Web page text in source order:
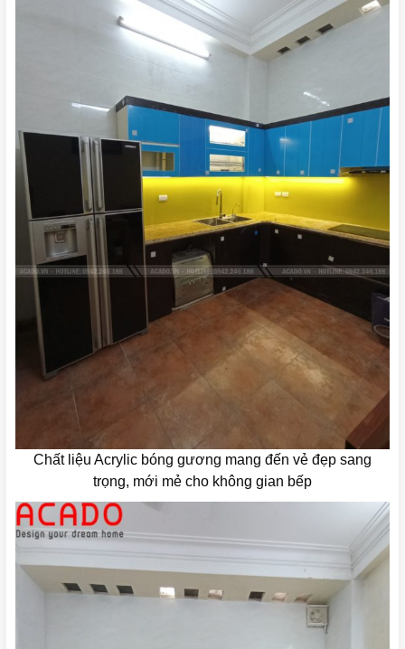
Chất liệu Acrylic bóng gương mang đến vẻ đẹp sang
trọng, mới mẻ cho không gian bếp